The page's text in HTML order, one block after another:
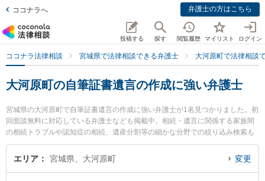
ココナラへ 弁護士の方はこちら
投稿する 探す 閲覧履歴 マイリスト ログイン
ココナラ法律相談 宮城県で法律相談できる弁護士 大河原町で法律相談
大河原町の自筆証書遺言の作成に強い弁護士
宮城県の大河原町で自筆証書遺言の作成に強い弁護士が1名見つかりました。初
回面談無料に対応している弁護士なども掲載中。相続・遺言に関係する家族間
の相続トラブルや認知症の相続、遺産分割等の細かな分野での絞り込み検索も
でき便利です。特に弁護士法人菅原・佐々木法律事務所 仙南事務所の田中 俊男
弁護士のプロフィール情報や弁護士費用、強みなどが注目されています。『大
エリア 宮城県、大河原町 変更